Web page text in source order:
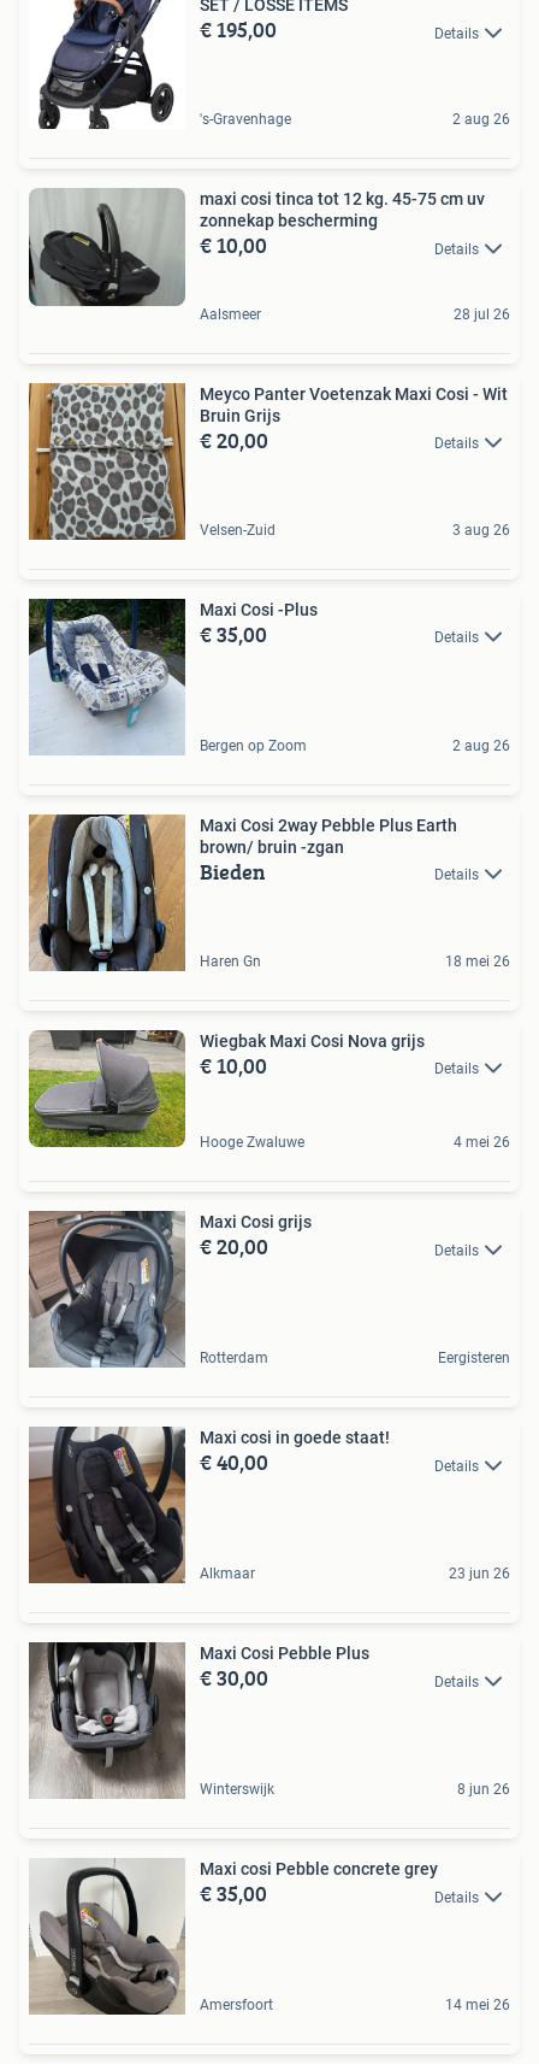
SET / LOSSE ITEMS
€ 195,00 Details
's-Gravenhage 2 aug 26
maxi cosi tinca tot 12 kg. 45-75 cm uv
zonnekap bescherming
€ 10,00 Details
Aalsmeer 28 jul 26
Meyco Panter Voetenzak Maxi Cosi - Wit
Bruin Grijs
€ 20,00 Details
Velsen-Zuid 3 aug 26
Maxi Cosi -Plus
€ 35,00 Details
Bergen op Zoom 2 aug 26
Maxi Cosi 2way Pebble Plus Earth
brown/ bruin -zgan
Bieden Details
Haren Gn 18 mei 26
Wiegbak Maxi Cosi Nova grijs
€ 10,00 Details
Hooge Zwaluwe 4 mei 26
Maxi Cosi grijs
€ 20,00 Details
Rotterdam Eergisteren
Maxi cosi in goede staat!
€ 40,00 Details
Alkmaar 23 jun 26
Maxi Cosi Pebble Plus
€ 30,00 Details
Winterswijk 8 jun 26
Maxi cosi Pebble concrete grey
€ 35,00 Details
Amersfoort 14 mei 26